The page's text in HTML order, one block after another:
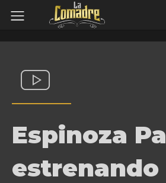
Espinoza
estrenando